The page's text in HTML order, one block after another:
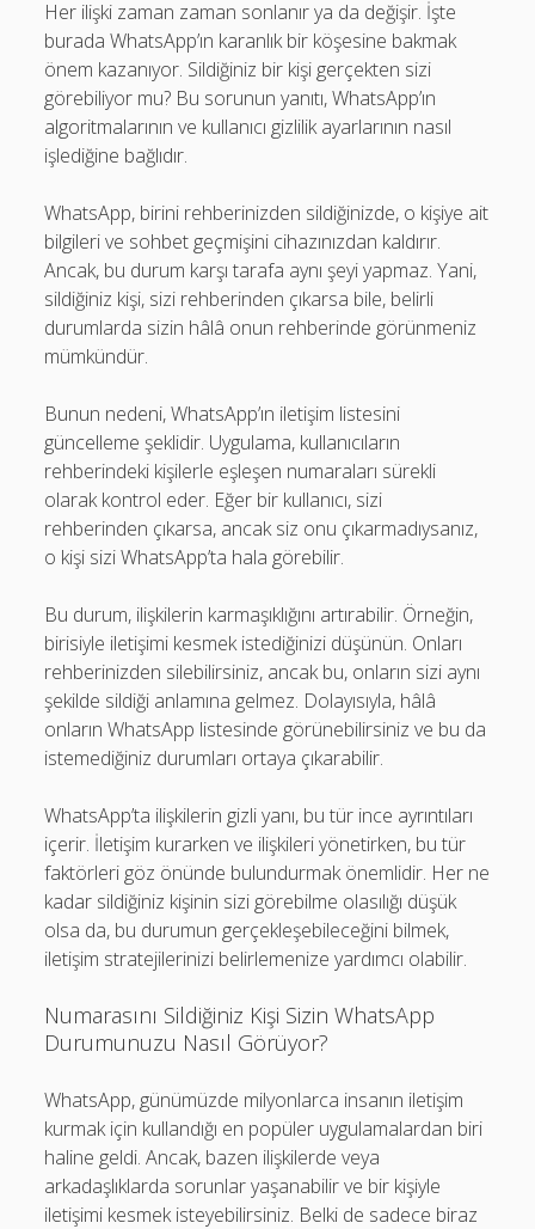
Her ilişki zaman zaman sonlanır ya da değişir. İşte
burada WhatsApp’ın karanlık bir köşesine bakmak
önem kazanıyor. Sildiğiniz bir kişi gerçekten sizi
görebiliyor mu? Bu sorunun yanıtı, WhatsApp’ın
algoritmalarının ve kullanıcı gizlilik ayarlarının nasıl
işlediğine bağlıdır.
WhatsApp, birini rehberinizden sildiğinizde, o kişiye ait
bilgileri ve sohbet geçmişini cihazınızdan kaldırır.
Ancak, bu durum karşı tarafa aynı şeyi yapmaz. Yani,
sildiğiniz kişi, sizi rehberinden çıkarsa bile, belirli
durumlarda sizin hâlâ onun rehberinde görünmeniz
mümkündür.
Bunun nedeni, WhatsApp’ın iletişim listesini
güncelleme şeklidir. Uygulama, kullanıcıların
rehberindeki kişilerle eşleşen numaraları sürekli
olarak kontrol eder. Eğer bir kullanıcı, sizi
rehberinden çıkarsa, ancak siz onu çıkarmadıysanız,
o kişi sizi WhatsApp’ta hala görebilir.
Bu durum, ilişkilerin karmaşıklığını artırabilir. Örneğin,
birisiyle iletişimi kesmek istediğinizi düşünün. Onları
rehberinizden silebilirsiniz, ancak bu, onların sizi aynı
şekilde sildiği anlamına gelmez. Dolayısıyla, hâlâ
onların WhatsApp listesinde görünebilirsiniz ve bu da
istemediğiniz durumları ortaya çıkarabilir.
WhatsApp’ta ilişkilerin gizli yanı, bu tür ince ayrıntıları
içerir. İletişim kurarken ve ilişkileri yönetirken, bu tür
faktörleri göz önünde bulundurmak önemlidir. Her ne
kadar sildiğiniz kişinin sizi görebilme olasılığı düşük
olsa da, bu durumun gerçekleşebileceğini bilmek,
iletişim stratejilerinizi belirlemenize yardımcı olabilir.
Numarasını Sildiğiniz Kişi Sizin WhatsApp
Durumunuzu Nasıl Görüyor?
WhatsApp, günümüzde milyonlarca insanın iletişim
kurmak için kullandığı en popüler uygulamalardan biri
haline geldi. Ancak, bazen ilişkilerde veya
arkadaşlıklarda sorunlar yaşanabilir ve bir kişiyle
iletişimi kesmek isteyebilirsiniz. Belki de sadece biraz